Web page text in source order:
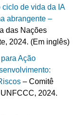
de vida da IA
abrangente –
das Nações
2024. (Em inglês)
Ação
– Comitê
2024.